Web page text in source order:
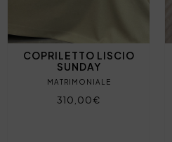
COPRILETTO LISCIO
SUNDAY
MATRIMONIALE
310,00€